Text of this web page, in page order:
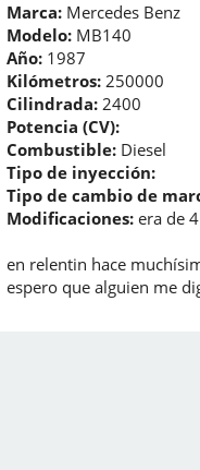
Marca: Mercedes Benz
Modelo: MB140
Año: 1987
Kilómetros: 250000
Cilindrada: 2400
Potencia (CV):
Combustible: Diesel
Tipo de inyección:
Tipo de cambio de
Modificaciones: era de
en relentin hace
espero que alguien me